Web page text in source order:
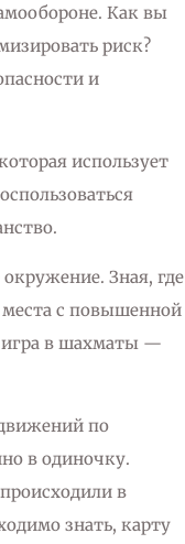
Как вы
риск?
и
использует
Зная, где
с повышенной
игра в шахматы —
по
в одиночку.
в
знать, карту